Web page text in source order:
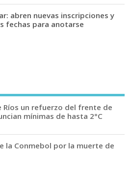
abren nuevas inscripciones y
fechas para anotarse
Ríos un refuerzo del frente de
mínimas de hasta 2°C
la Conmebol por la muerte de